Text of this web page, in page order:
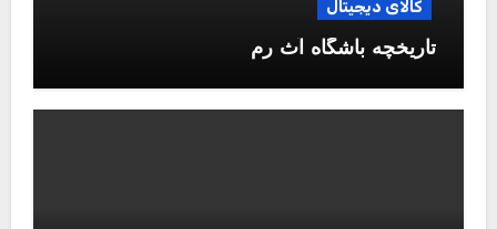
کالای دیجیتال
تاریخچه باشگاه آث رم